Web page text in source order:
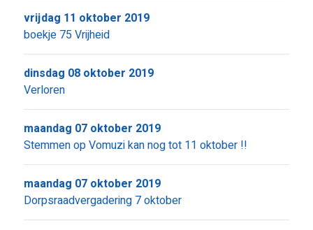
boekje 75 Vrijheid
vrijdag 11 oktober 2019
Verloren
dinsdag 08 oktober 2019
Stemmen op Vomuzi kan nog tot 11 oktober !!
maandag 07 oktober 2019
Dorpsraadvergadering 7 oktober
maandag 07 oktober 2019